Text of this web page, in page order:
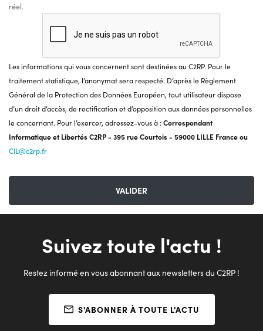
réel.
Les informations qui vous concernent sont destinées au C2RP. Pour le
traitement statistique, l’anonymat sera respecté. D’après le Règlement
Général de la Protection des Données Européen, tout utilisateur dispose
d’un droit d’accès, de rectification et d’opposition aux données personnelles
le concernant. Pour l’exercer, adressez-vous à :Correspondant
Informatique et Libertés C2RP - 395 rue Courtois - 59000 LILLE France ou
CIL@c2rp.fr
Suivez toute l'actu !
Restez informé en vous abonnant aux newsletters du C2RP !
S'ABONNER À TOUTE L'ACTU